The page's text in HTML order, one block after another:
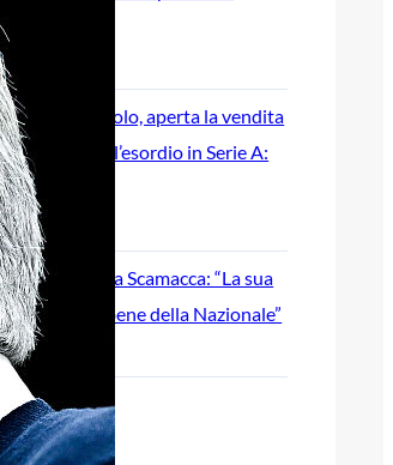
Sassuolo, aperta la vendita
biglietti per l’esordio in Serie A:
incorona Scamacca: “La sua
per il bene della Nazionale”